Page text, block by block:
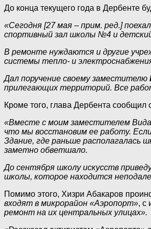
До конца текущего года в Дербенте
«Сегодня [27 мая – прим. ред.]
спортивный зал школы №4 и
В ремонте нуждаются и другие
системы тепло- и
Дал поручение своему заместителю
прилегающих территорий. Все
Кроме того, глава Дербента
«Вместе с моим заместителем
что мы восстановим ее работу.
Здание, где раньше располагалась
заметно обветшало.
До сентября школу искусств
школы, которое находится
Помимо этого, Хизри Абакаров
входят в микрорайон «Аэропорт», с
ремонт на их центральных улицах».